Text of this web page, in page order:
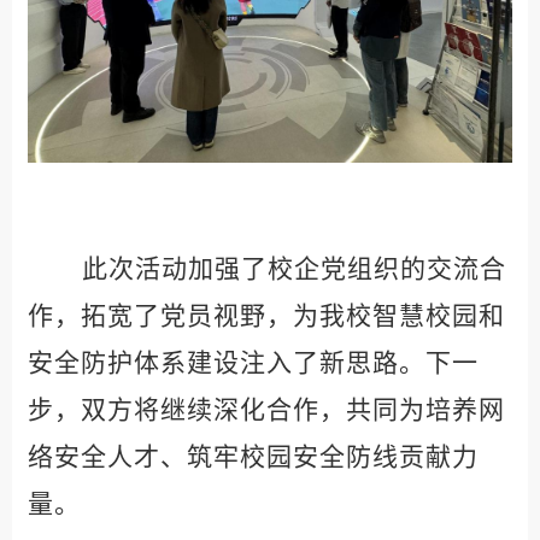
此次活动加强了校企党组织的交流合
作，拓宽了党员视野，为我校智慧校园和
安全防护体系建设注入了新思路。下一
步，双方将继续深化合作，共同为培养网
络安全人才、筑牢校园安全防线贡献力
量。